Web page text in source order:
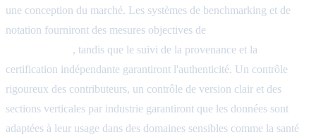
une conception du marché. Les systèmes de benchmarking et de
notation fourniront des mesures objectives de
, tandis que le suivi de la provenance et la
certification indépendante garantiront l'authenticité. Un contrôle
rigoureux des contributeurs, un contrôle de version clair et des
sections verticales par industrie garantiront que les données sont
adaptées à leur usage dans des domaines sensibles comme la santé